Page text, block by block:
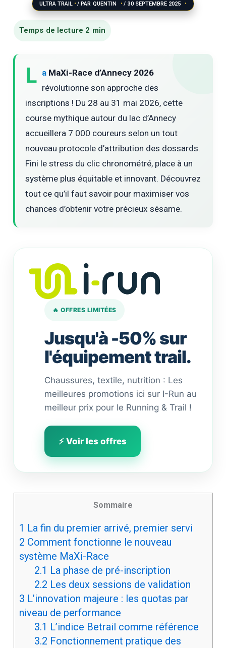
ULTRA TRAIL / PAR QUENTIN / 30 SEPTEMBRE 2025
L a MaXi-Race d’Annecy 2026
révolutionne son approche des
inscriptions ! Du 28 au 31 mai 2026, cette
course mythique autour du lac d’Annecy
accueillera 7 000 coureurs selon un tout
nouveau protocole d’attribution des dossards.
Fini le stress du clic chronométré, place à un
système plus équitable et innovant. Découvrez
tout ce qu’il faut savoir pour maximiser vos
chances d’obtenir votre précieux sésame.
🔥 OFFRES LIMITÉES
Jusqu'à -50% sur
l'équipement trail.
Chaussures, textile, nutrition : Les
meilleures promotions ici sur I-Run au
meilleur prix pour le Running & Trail !
⚡ Voir les offres
Sommaire
1 La fin du premier arrivé, premier servi
2 Comment fonctionne le nouveau
système MaXi-Race
2.1 La phase de pré-inscription
2.2 Les deux sessions de validation
3 L’innovation majeure : les quotas par
niveau de performance
3.1 L’indice Betrail comme référence
3.2 Fonctionnement pratique des